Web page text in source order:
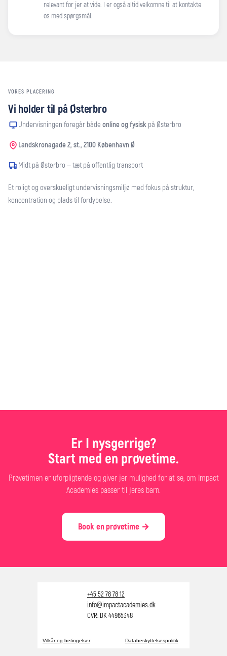
relevant for jer at vide. I er også altid velkomne til at kontakte
os med spørgsmål.
VORES PLACERING
Vi holder til på Østerbro
Undervisningen foregår både online og fysisk på Østerbro
Landskronagade 2, st., 2100 København Ø
Midt på Østerbro — tæt på offentlig transport
Et roligt og overskueligt undervisningsmiljø med fokus på struktur,
koncentration og plads til fordybelse.
Er I nysgerrige?
Start med en prøvetime.
Prøvetimen er uforpligtende og giver jer mulighed for at se, om Impact
Academies passer til jeres barn.
Book en prøvetime →
Databeskyttelsespolitik
Vilkår og betingelser
+45 52 78 78 12
info@impactacademies.dk
CVR: DK 44965348